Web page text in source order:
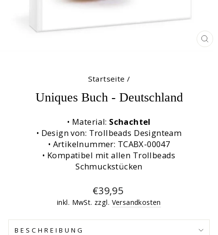
Startseite /
Uniques Buch - Deutschland
• Material: Schachtel
• Design von: Trollbeads Designteam
• Artikelnummer: TCABX-00047
• Kompatibel mit allen Trollbeads
Schmuckstücken
Normaler
Preis
€39,95
inkl. MwSt. zzgl. Versandkosten
BESCHREIBUNG